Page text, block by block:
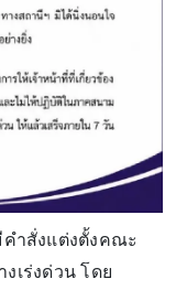
ำสั่งแต่งตั้งคณะ
เร่งด่วน โดย